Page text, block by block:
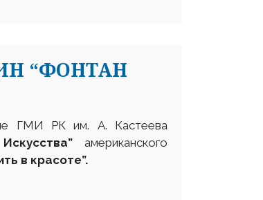
“ФОНТАН
ГМИ РК им. А. Кастеева
”американского
в красоте”.